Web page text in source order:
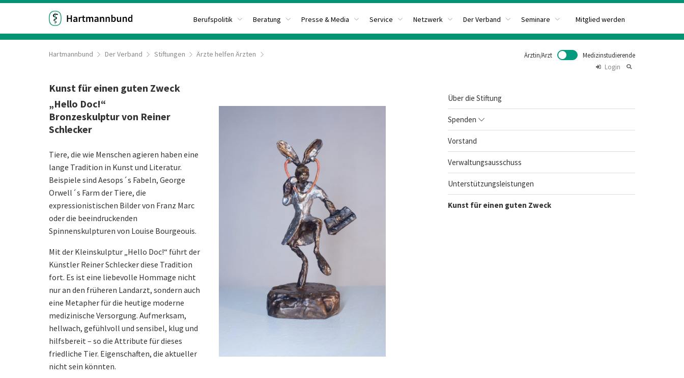
Berufspolitik Beratung Presse & Media Service Netzwerk Der Verband Seminare Mitglied werden
Hartmannbund Der Verband Stiftungen Ärzte helfen Ärzten Ärztin/Arzt
Medizinstudierende
Login
Kunst für einen guten Zweck
„Hello Doc!“
Bronzeskulptur von Reiner
Schlecker
Tiere, die wie Menschen agieren haben eine
lange Tradition in Kunst und Literatur.
Beispiele sind Aesops´s Fabeln, George
Orwell´s Farm der Tiere, die
expressionistischen Bilder von Franz Marc
oder die beeindruckenden
Spinnenskulpturen von Louise Bourgeouis.
Mit der Kleinskulptur „Hello Doc!“ führt der
Künstler Reiner Schlecker diese Tradition
fort. Es ist eine liebevolle Hommage nicht
nur an den früheren Landarzt, sondern auch
eine Metapher für die heutige moderne
medizinische Versorgung. Aufmerksam,
hellwach, gefühlvoll und sensibel, klug und
hilfsbereit – so die Attribute für dieses
friedliche Tier. Eigenschaften, die aktueller
nicht sein könnten.
Über die Stiftung
Spenden
Vorstand
Verwaltungsausschuss
Unterstützungsleistungen
Kunst für einen guten Zweck